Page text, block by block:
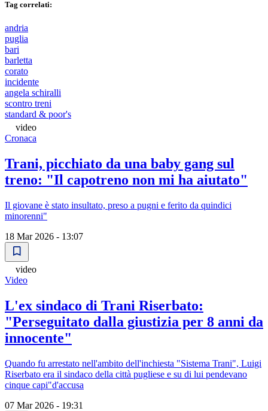
Tag correlati:
andria
puglia
bari
barletta
corato
incidente
angela schiralli
scontro treni
standard & poor's
video
Cronaca
Trani, picchiato da una baby gang sul
treno: "Il capotreno non mi ha aiutato"
Il giovane è stato insultato, preso a pugni e ferito da quindici
minorenni"
18 Mar 2026 - 13:07
video
Video
L'ex sindaco di Trani Riserbato:
"Perseguitato dalla giustizia per 8 anni da
innocente"
Quando fu arrestato nell'ambito dell'inchiesta "Sistema Trani", Luigi
Riserbato era il sindaco della città pugliese e su di lui pendevano
cinque capi"d'accusa
07 Mar 2026 - 19:31